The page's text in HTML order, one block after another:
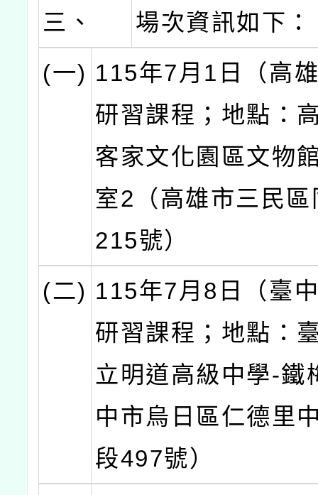
三、
場次資訊如下：
(一) 115年7月1日（高
研習課程；地點：
客家文化園區文物
室2（高雄市三民
215號）
(二) 115年7月8日（臺
研習課程；地點：
立明道高級中學-鐵
中市烏日區仁德里
段497號）